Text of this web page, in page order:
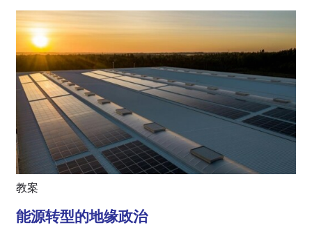
教案
能源转型的地缘政治